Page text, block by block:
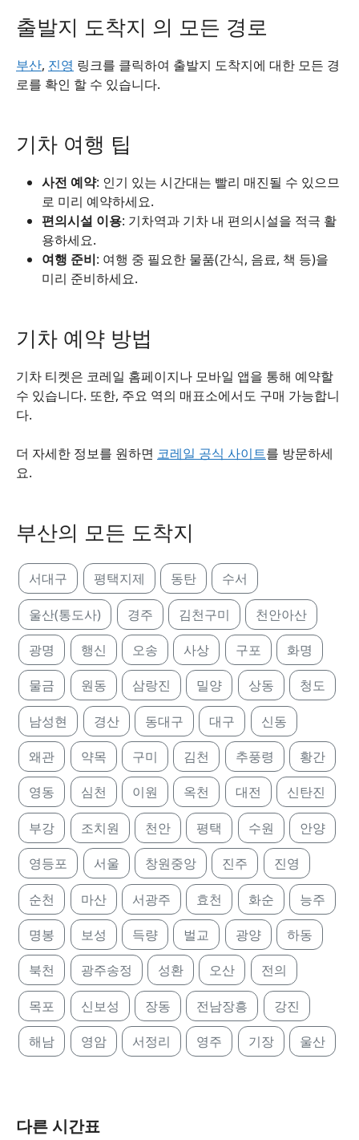
출발지 도착지 의 모든 경로
부산, 진영 링크를 클릭하여 출발지 도착지에 대한 모든 경
로를 확인 할 수 있습니다.
기차 여행 팁
사전 예약: 인기 있는 시간대는 빨리 매진될 수 있으므
로 미리 예약하세요.
편의시설 이용: 기차역과 기차 내 편의시설을 적극 활
용하세요.
여행 준비: 여행 중 필요한 물품(간식, 음료, 책 등)을
미리 준비하세요.
기차 예약 방법
기차 티켓은 코레일 홈페이지나 모바일 앱을 통해 예약할
수 있습니다. 또한, 주요 역의 매표소에서도 구매 가능합니
다.
더 자세한 정보를 원하면 코레일 공식 사이트를 방문하세
요.
부산의 모든 도착지
서대구 평택지제 동탄 수서
울산(통도사) 경주 김천구미 천안아산
광명 행신 오송 사상 구포 화명
물금 원동 삼랑진 밀양 상동 청도
남성현 경산 동대구 대구 신동
왜관 약목 구미 김천 추풍령 황간
영동 심천 이원 옥천 대전 신탄진
부강 조치원 천안 평택 수원 안양
영등포 서울 창원중앙 진주 진영
순천 마산 서광주 효천 화순 능주
명봉 보성 득량 벌교 광양 하동
북천 광주송정 성환 오산 전의
목포 신보성 장동 전남장흥 강진
해남 영암 서정리 영주 기장 울산
다른 시간표